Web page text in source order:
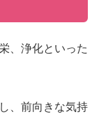
、浄化といった
、前向きな気持